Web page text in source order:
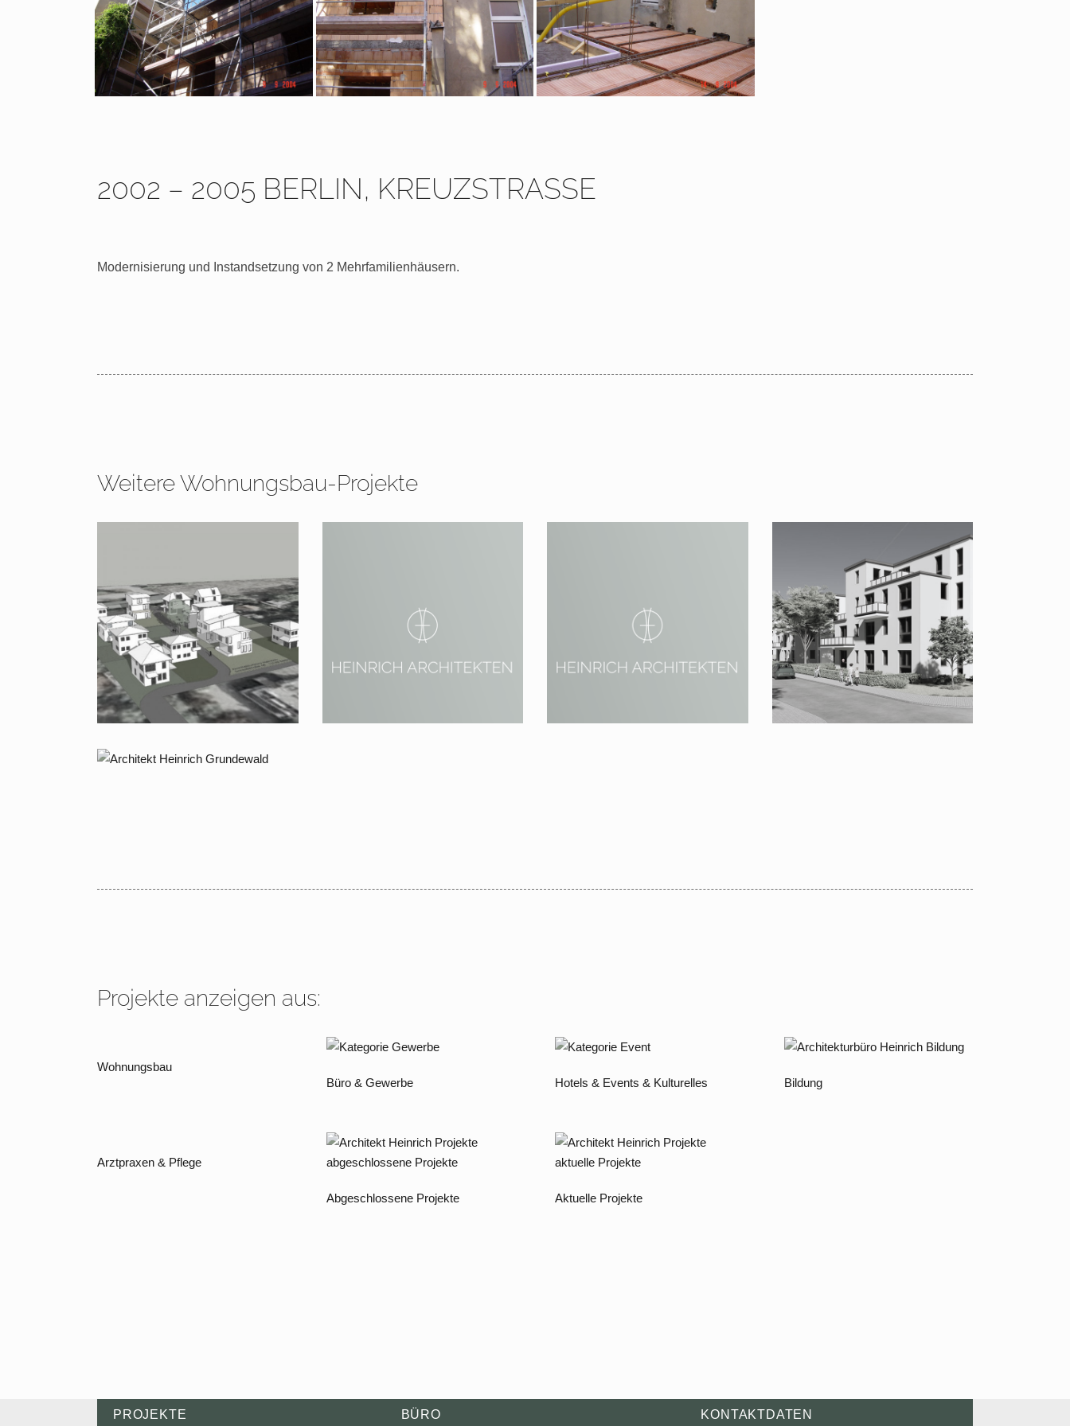
2002 – 2005 BERLIN, KREUZSTRASSE
Modernisierung und Instandsetzung von 2 Mehrfamilienhäusern.
Weitere Wohnungsbau-Projekte
2010 – 2011 Berlin
Schlachtensee
2017 – 2020 Berlin,
Waldsiedlung Zehlendorf
2010 – 2012, Berlin Wannsee
Neubau von 5 Mehr­familien­
häusern im Öster­reichviertel
Dessau
2006 – 2007 Berlin Dahlem,
Projekte anzeigen aus:
Wohnungsbau
Büro & Gewerbe
Hotels & Events & Kulturelles Bildung
Arztpraxen & Pflege
Abgeschlossene Projekte Aktuelle Projekte
PROJEKTE BÜRO KONTAKTDATEN